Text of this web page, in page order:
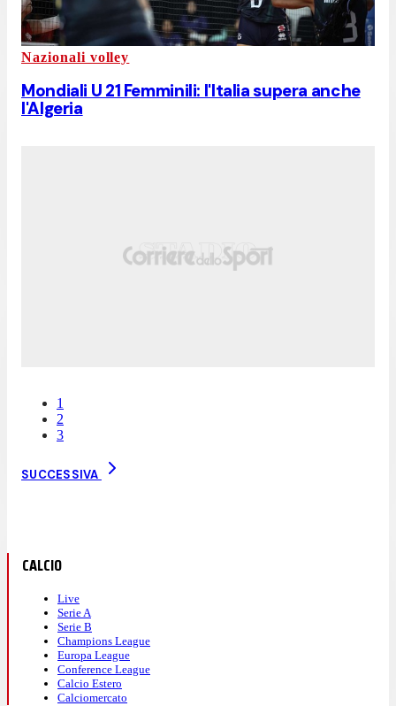
Nazionali volley
Mondiali U 21 Femminili: l'Italia supera anche
l'Algeria
1
2
3
SUCCESSIVA
CALCIO
Live
Serie A
Serie B
Champions League
Europa League
Conference League
Calcio Estero
Calciomercato